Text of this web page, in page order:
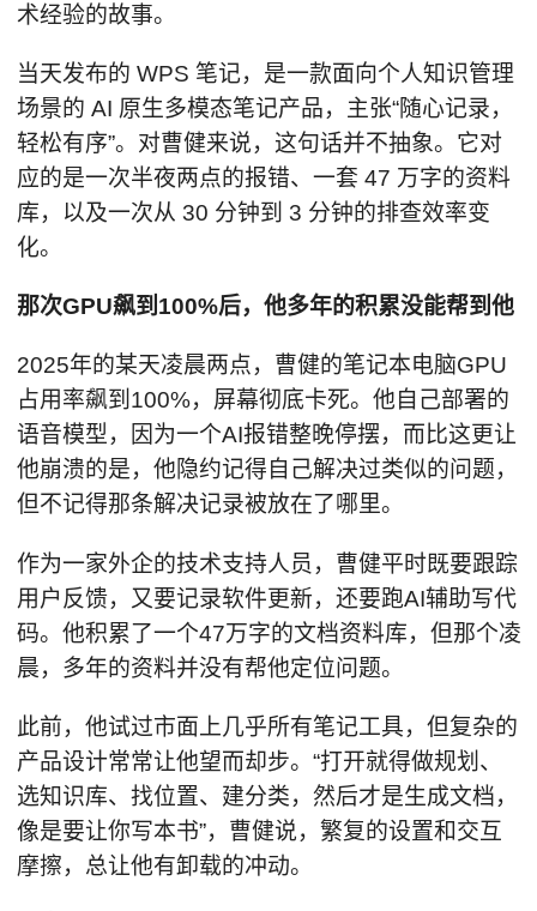
术经验的故事。
当天发布的 WPS 笔记，是一款面向个人知识管理
场景的 AI 原生多模态笔记产品，主张“随心记录，
轻松有序”。对曹健来说，这句话并不抽象。它对
应的是一次半夜两点的报错、一套 47 万字的资料
库，以及一次从 30 分钟到 3 分钟的排查效率变
化。
那次GPU飙到100%后，他多年的积累没能帮到他
2025年的某天凌晨两点，曹健的笔记本电脑GPU
占用率飙到100%，屏幕彻底卡死。他自己部署的
语音模型，因为一个AI报错整晚停摆，而比这更让
他崩溃的是，他隐约记得自己解决过类似的问题，
但不记得那条解决记录被放在了哪里。
作为一家外企的技术支持人员，曹健平时既要跟踪
用户反馈，又要记录软件更新，还要跑AI辅助写代
码。他积累了一个47万字的文档资料库，但那个凌
晨，多年的资料并没有帮他定位问题。
此前，他试过市面上几乎所有笔记工具，但复杂的
产品设计常常让他望而却步。“打开就得做规划、
选知识库、找位置、建分类，然后才是生成文档，
像是要让你写本书”，曹健说，繁复的设置和交互
摩擦，总让他有卸载的冲动。